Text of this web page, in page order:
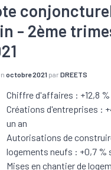
- 2ème
octobre 2021 par DREETS
Chiffre d'affaires : +12,8 %
Créations d'entreprises :
un an
Autorisations de
logements neufs : +0,7 %
Mises en chantier de